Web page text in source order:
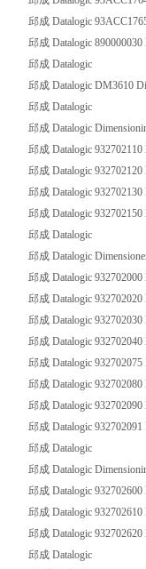
邱成 Datalogic
邱成 Datalogic
邱成 Datalogic
邱成 Datalogic DM3610
邱成 Datalogic
邱成 Datalogic
邱成 Datalogic
邱成 Datalogic
邱成 Datalogic
邱成 Datalogic
邱成 Datalogic
邱成 Datalogic
邱成 Datalogic
邱成 Datalogic
邱成 Datalogic
邱成 Datalogic
邱成 Datalogic
邱成 Datalogic
邱成 Datalogic
邱成 Datalogic
邱成 Datalogic
邱成 Datalogic
邱成 Datalogic
邱成 Datalogic
邱成 Datalogic
邱成 Datalogic